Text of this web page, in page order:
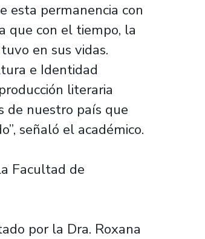
esta permanencia con
que con el tiempo, la
en sus vidas.
e Identidad
literaria
de nuestro país que
señaló el académico.
Facultad de
por la Dra. Roxana